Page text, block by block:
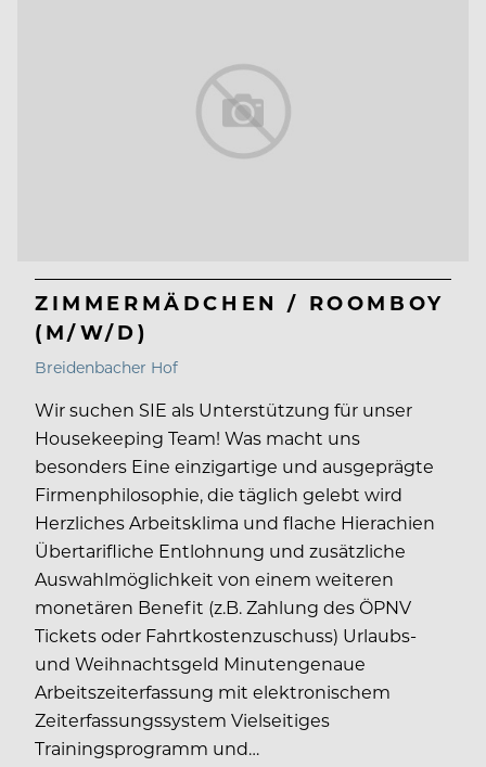
ZIMMERMÄDCHEN / ROOMBOY
(M/W/D)
Breidenbacher Hof
Wir suchen SIE als Unterstützung für unser
Housekeeping Team! Was macht uns
besonders Eine einzigartige und ausgeprägte
Firmenphilosophie, die täglich gelebt wird
Herzliches Arbeitsklima und flache Hierachien
Übertarifliche Entlohnung und zusätzliche
Auswahlmöglichkeit von einem weiteren
monetären Benefit (z.B. Zahlung des ÖPNV
Tickets oder Fahrtkostenzuschuss) Urlaubs-
und Weihnachtsgeld Minutengenaue
Arbeitszeiterfassung mit elektronischem
Zeiterfassungssystem Vielseitiges
Trainingsprogramm und…